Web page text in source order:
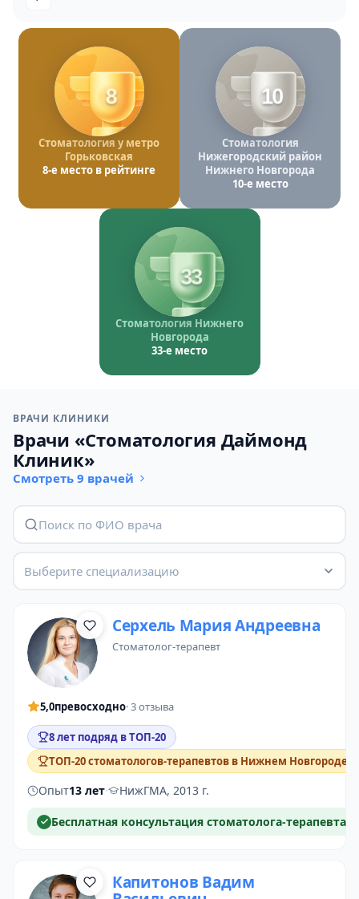
8
Стоматология у метро
Горьковская
8-е место в рейтинге
10
Стоматология
Нижегородский район
Нижнего Новгорода
10-е место
33
Стоматология Нижнего
Новгорода
33-е место
ВРАЧИ КЛИНИКИ
Врачи «Стоматология Даймонд
Клиник»
Смотреть 9 врачей
Выберите специализацию
Серхель Мария Андреевна
стоматолог-терапевт
5,0превосходно· 3 отзыва
8 лет подряд в ТОП-20
ТОП-20 стоматологов-терапевтов в Нижнем Новгороде
Опыт13 лет· НижГМА, 2013 г.
Бесплатная консультация стоматолога-терапевта
Капитонов Вадим